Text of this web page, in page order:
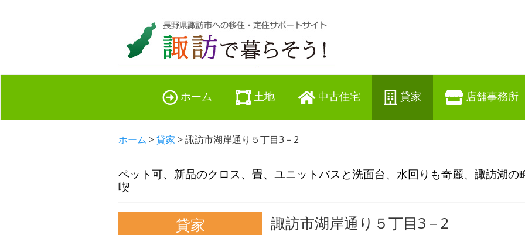
ホーム 土地 中古住宅 貸家 店舗事務所
ホーム >貸家 > 諏訪市湖岸通り５丁目3－2
ペット可、新品のクロス、畳、ユニットバスと洗面台、水回りも奇麗、諏訪湖
喫
貸家 諏訪市湖岸通り５丁目3－2